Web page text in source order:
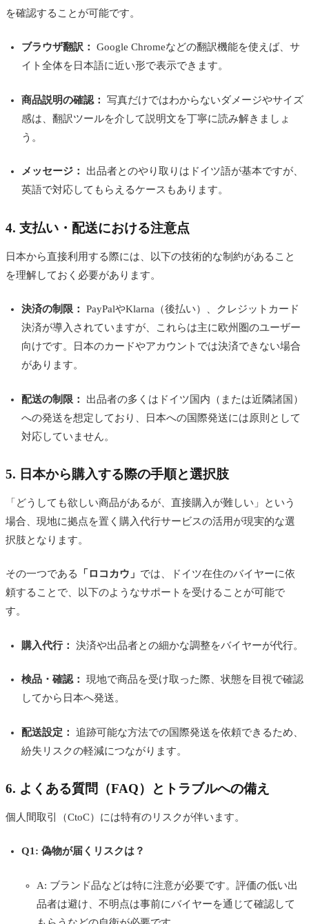
を確認することが可能です。
ブラウザ翻訳：
Google Chromeなどの翻訳機能を使えば、サ
イト全体を日本語に近い形で表示できます。
商品説明の確認：
写真だけではわからないダメージやサイズ
感は、翻訳ツールを介して説明文を丁寧に読み解きましょ
う。
メッセージ：
出品者とのやり取りはドイツ語が基本ですが、
英語で対応してもらえるケースもあります。
4. 支払い・配送における注意点
日本から直接利用する際には、以下の技術的な制約があること
を理解しておく必要があります。
決済の制限：
PayPalやKlarna（後払い）、クレジットカード
決済が導入されていますが、これらは主に欧州圏のユーザー
向けです。日本のカードやアカウントでは決済できない場合
があります。
配送の制限：
出品者の多くはドイツ国内（または近隣諸国）
への発送を想定しており、日本への国際発送には原則として
対応していません。
5. 日本から購入する際の手順と選択肢
「どうしても欲しい商品があるが、直接購入が難しい」という
場合、現地に拠点を置く購入代行サービスの活用が現実的な選
択肢となります。
その一つである 「ロコカウ」 では、ドイツ在住のバイヤーに依
頼することで、以下のようなサポートを受けることが可能で
す。
購入代行： 決済や出品者との細かな調整をバイヤーが代行。
検品・確認：
現地で商品を受け取った際、状態を目視で確認
してから日本へ発送。
配送設定：
追跡可能な方法での国際発送を依頼できるため、
紛失リスクの軽減につながります。
6. よくある質問（FAQ）とトラブルへの備え
個人間取引（CtoC）には特有のリスクが伴います。
Q1: 偽物が届くリスクは？
A: ブランド品などは特に注意が必要です。評価の低い出
品者は避け、不明点は事前にバイヤーを通じて確認して